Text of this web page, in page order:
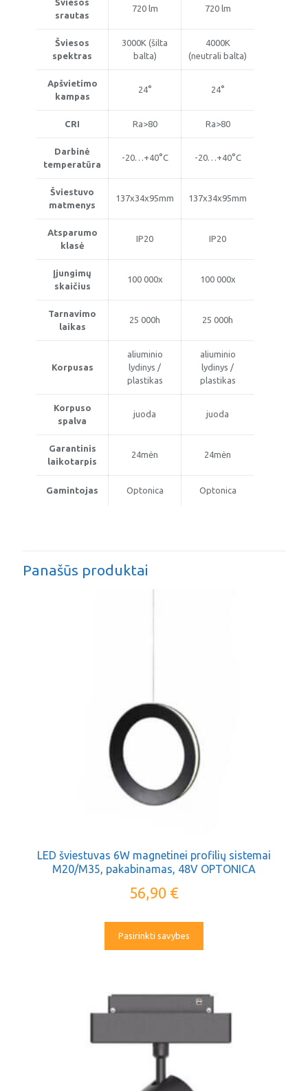
srautas
720 lm 720 lm
Šviesos
spektras
3000K (šilta
balta)
4000K
(neutrali balta)
Apšvietimo
kampas
24° 24°
CRI Ra>80 Ra>80
Darbinė
temperatūra
-20…+40°C -20…+40°C
Šviestuvo
matmenys
137x34x95mm 137x34x95mm
Atsparumo
klasė
IP20 IP20
Įjungimų
skaičius
100 000x 100 000x
Tarnavimo
laikas
25 000h 25 000h
Korpusas
aliuminio
lydinys /
plastikas
aliuminio
lydinys /
plastikas
Korpuso
spalva
juoda juoda
Garantinis
laikotarpis
24mėn 24mėn
Gamintojas Optonica Optonica
Panašūs produktai
LED šviestuvas 6W magnetinei profilių sistemai
M20/M35, pakabinamas, 48V OPTONICA
56,90 €
Pasirinkti savybes